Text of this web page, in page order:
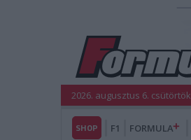
2026. augusztus 6. csütörtök
SHOP F1 FORMULA